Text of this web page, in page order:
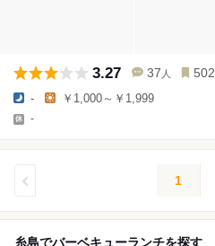
3.27 37 人 502
- ￥1,000～￥1,999
-
1
糸島でバーベキューランチを探す